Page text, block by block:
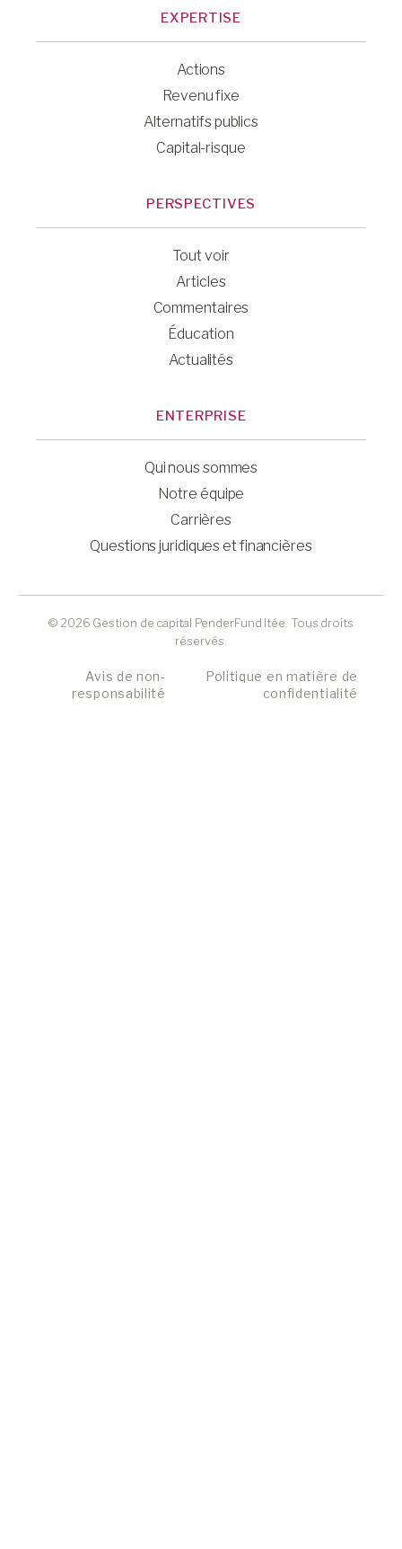
EXPERTISE
Actions
Revenu fixe
Alternatifs publics
Capital-risque
PERSPECTIVES
Tout voir
Articles
Commentaires
Éducation
Actualités
ENTERPRISE
Qui nous sommes
Notre équipe
Carrières
Questions juridiques et financières
© 2026 Gestion de capital PenderFund ltée. Tous droits
réservés.
Avis de non-
responsabilité
Politique en matière de
confidentialité